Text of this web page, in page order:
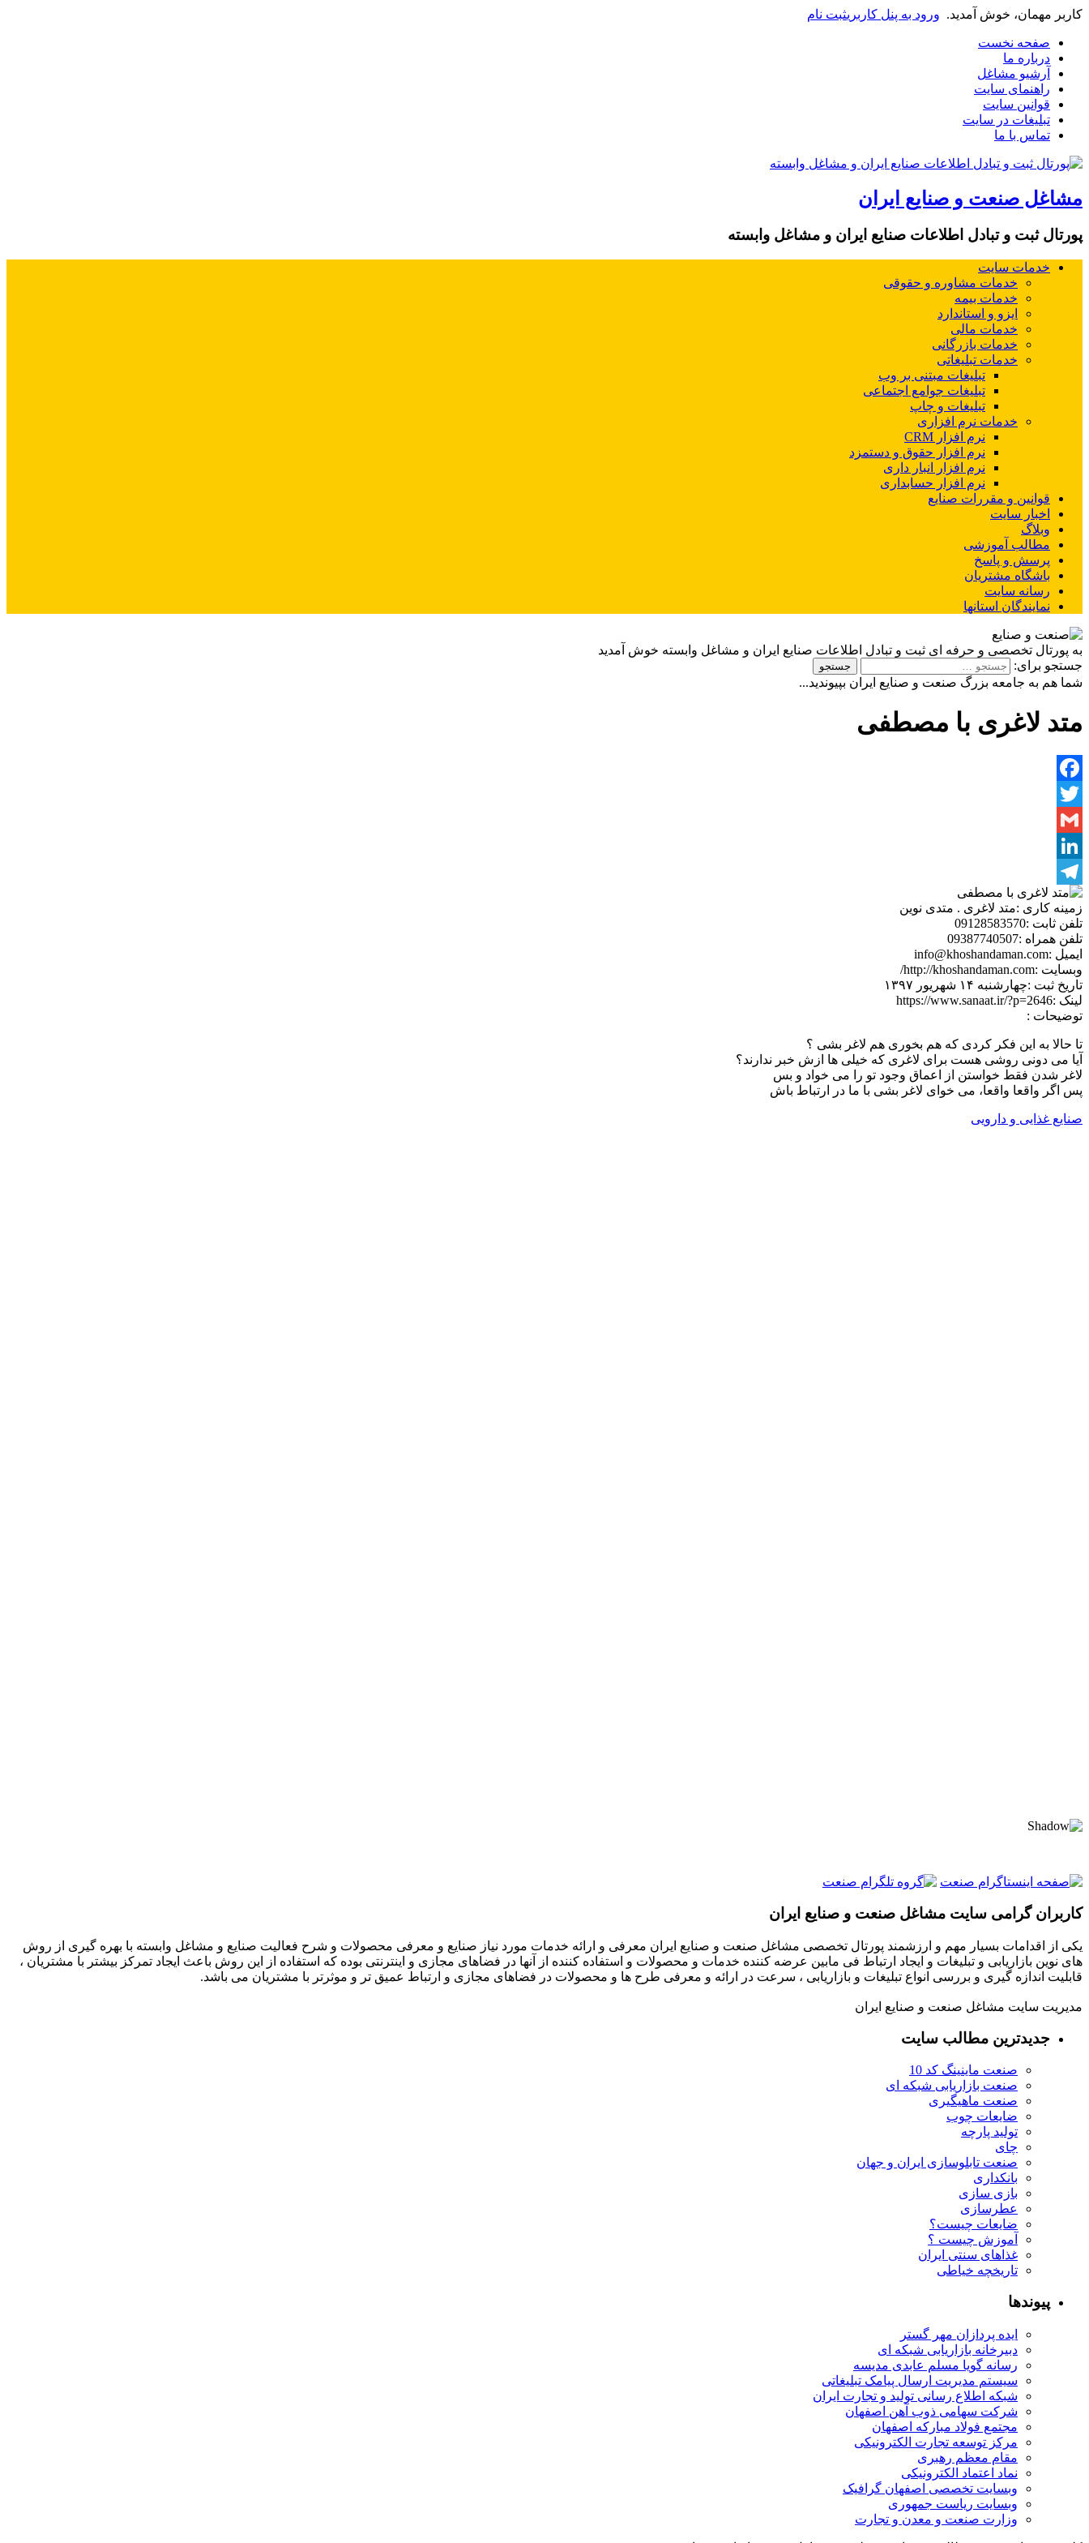
کاربر مهمان، خوش آمدید. ورود به پنل کاربریثبت نام
صفحه نخست
درباره ما
آرشیو مشاغل
راهنمای سایت
قوانین سایت
تبلیغات در سایت
تماس با ما
مشاغل صنعت و صنایع ایران
پورتال ثبت و تبادل اطلاعات صنایع ایران و مشاغل وابسته
خدمات سایت
خدمات مشاوره و حقوقی
خدمات بیمه
ایزو و استاندارد
خدمات مالی
خدمات بازرگانی
خدمات تبلیغاتی
تبلیغات مبتنی بر وب
تبلیغات جوامع اجتماعی
تبلیغات و چاپ
خدمات نرم افزاری
نرم افزار CRM
نرم افزار حقوق و دستمزد
نرم افزار انبار داری
نرم افزار حسابداری
قوانین و مقررات صنایع
اخبار سایت
وبلاگ
مطالب آموزشی
پرسش و پاسخ
باشگاه مشتریان
رسانه سایت
نمایندگان استانها
به پورتال تخصصی و حرفه ای ثبت و تبادل اطلاعات صنایع ایران و مشاغل وابسته خوش آمدید
جستجو برای:
شما هم به جامعه بزرگ صنعت و صنایع ایران بپیوندید...
متد لاغری با مصطفی
Facebook
Twitter
Gmail
LinkedIn
Telegram
زمینه کاری :متد لاغری . متدی نوین
تلفن ثابت :09128583570
تلفن همراه :09387740507
ایمیل :info@khoshandaman.com
وبسایت :http://khoshandaman.com/
تاریخ ثبت :چهارشنبه ۱۴ شهریور ۱۳۹۷
لینک :https://www.sanaat.ir/?p=2646
توضیحات :
تا حالا به این فکر کردی که هم بخوری هم لاغر بشی ؟
آیا می دونی روشی هست برای لاغری که خیلی ها ازش خبر ندارند؟
لاغر شدن فقط خواستن از اعماق وجود تو را می خواد و بس
پس اگر واقعا واقعا، می خوای لاغر بشی با ما در ارتباط باش
صنایع غذایی و دارویی
کاربران گرامی سایت مشاغل صنعت و صنایع ایران
یکی از اقدامات بسیار مهم و ارزشمند پورتال تخصصی مشاغل صنعت و صنایع ایران معرفی و ارائه خدمات مورد نیاز صنایع و معرفی محصولات و شرح فعالیت صنایع و مشاغل وابسته با بهره گیری از روش
های نوین بازاریابی و تبلیغات و ایجاد ارتباط فی مابین عرضه کننده خدمات و محصولات و استفاده کننده از آنها در فضاهای مجازی و اینترنتی بوده که استفاده از این روش باعث ایجاد تمرکز بیشتر با مشتریان ،
قابلیت اندازه گیری و بررسی انواع تبلیغات و بازاریابی ، سرعت در ارائه و معرفی طرح ها و محصولات در فضاهای مجازی و ارتباط عمیق تر و موثرتر با مشتریان می باشد.
مدیریت سایت مشاغل صنعت و صنایع ایران
جدیدترین مطالب سایت
صنعت ماینینگ کد 10
صنعت بازاریابی شبکه ای
صنعت ماهیگیری
ضایعات چوب
تولید پارچه
چای
صنعت تابلوسازی ایران و جهان
بانکداری
بازی سازی
عطرسازی
ضایعات چیست؟
آموزش چیست ؟
غذاهای سنتی ایران
تاریخچه خیاطی
پیوندها
ایده پردازان مهر گستر
دبیرخانه بازاریابی شبکه ای
رسانه گویا مسلم عابدی مدیسه
سیستم مدیریت ارسال پیامک تبلیغاتی
شبکه اطلاع رسانی تولید و تجارت ایران
شرکت سهامی ذوب آهن اصفهان
مجتمع فولاد مبارکه اصفهان
مرکز توسعه تجارت الکترونیکی
مقام معظم رهبری
نماد اعتماد الکترونیکی
وبسایت تخصصی اصفهان گرافیک
وبسایت ریاست جمهوری
وزارت صنعت و معدن و تجارت